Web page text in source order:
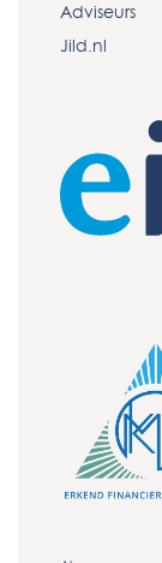
Adviseurs
Jild.nl